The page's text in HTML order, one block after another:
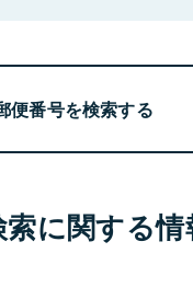
便番号を検索する
に関する情